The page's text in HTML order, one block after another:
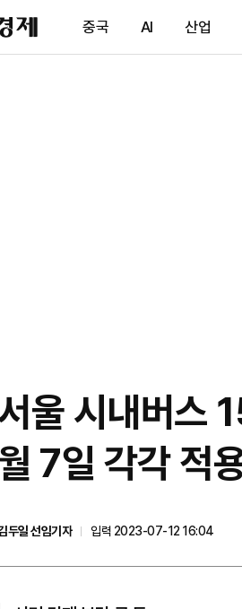
중국 AI 산업
울 시내버스
7일 각각 적
두일 선임기자
입력 2023-07-12 16:04